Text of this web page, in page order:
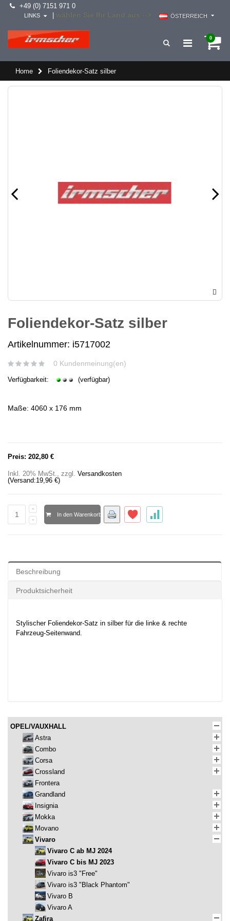
+49 (0) 7151 971 0
wählen Sie Ihr Land aus --> ÖSTERREICH
LINKS
0
Home Foliendekor-Satz silber
Foliendekor-Satz silber
Artikelnummer: i5717002
0 Kundenmeinung(en)
Verfügbarkeit: (verfügbar)
Maße: 4060 x 176 mm
Preis: 202,80 €
Inkl. 20% MwSt., zzgl. Versandkosten
(Versand:19,96 €)
In den Warenkorb
Beschreibung
Produktsicherheit
Stylischer Foliendekor-Satz in silber für die linke & rechte
Fahrzeug-Seitenwand.
OPEL/VAUXHALL
Astra
Combo
Corsa
Crossland
Frontera
Grandland
Insignia
Mokka
Movano
Vivaro
Vivaro C ab MJ 2024
Vivaro C bis MJ 2023
Vivaro is3 "Free"
Vivaro is3 "Black Phantom"
Vivaro B
Vivaro A
Zafira